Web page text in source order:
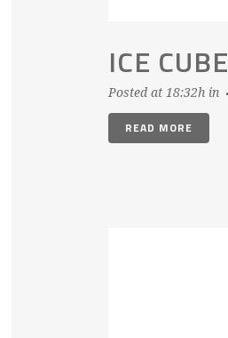
ICE CUBE
Posted at 18:32h in
READ MORE